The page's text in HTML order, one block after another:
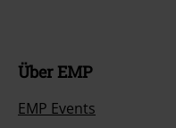
Über EMP
EMP Events